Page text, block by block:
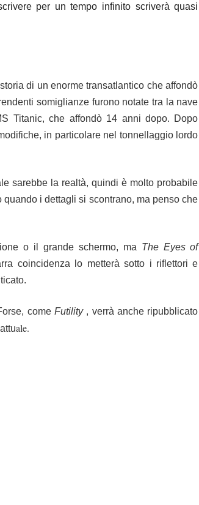
per un tempo infinito scriverà quasi
di un enorme transatlantico che affondò
somiglianze furono notate tra la nave
Titanic, che affondò 14 anni dopo. Dopo
in particolare nel tonnellaggio lordo
sarebbe la realtà, quindi è molto probabile
quando i dettagli si scontrano, ma penso che
o il grande schermo, ma The Eyes of
coincidenza lo metterà sotto i riflettori e
comeFutility, verrà anche ripubblicato
ale.